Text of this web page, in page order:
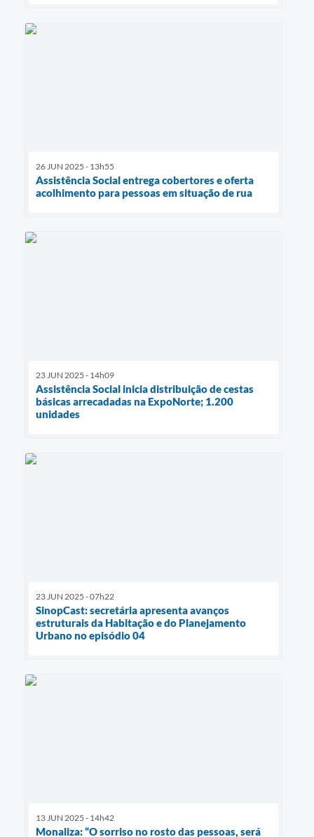
26 JUN 2025 - 13h55
Assistência Social entrega cobertores e oferta
acolhimento para pessoas em situação de rua
23 JUN 2025 - 14h09
Assistência Social inicia distribuição de cestas
básicas arrecadadas na ExpoNorte; 1.200
unidades
23 JUN 2025 - 07h22
SinopCast: secretária apresenta avanços
estruturais da Habitação e do Planejamento
Urbano no episódio 04
13 JUN 2025 - 14h42
Monaliza: “O sorriso no rosto das pessoas, será